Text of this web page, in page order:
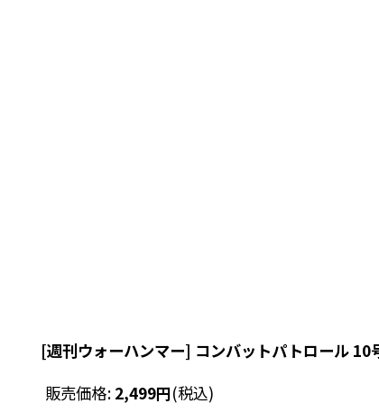
[週刊ウォーハンマー] コンバットパトロール 10
販売価格: 2,499円(税込)